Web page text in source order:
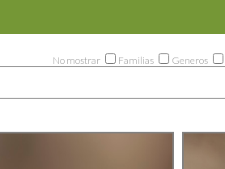
No mostrar Familias Generos